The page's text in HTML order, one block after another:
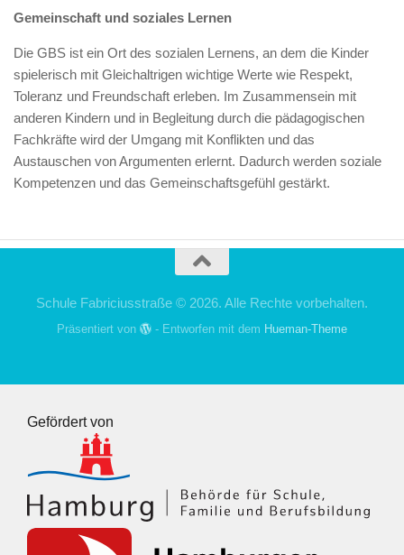
Gemeinschaft und soziales Lernen
Die GBS ist ein Ort des sozialen Lernens, an dem die Kinder
spielerisch mit Gleichaltrigen wichtige Werte wie Respekt,
Toleranz und Freundschaft erleben. Im Zusammensein mit
anderen Kindern und in Begleitung durch die pädagogischen
Fachkräfte wird der Umgang mit Konflikten und das
Austauschen von Argumenten erlernt. Dadurch werden soziale
Kompetenzen und das Gemeinschaftsgefühl gestärkt.
Schule Fabriciusstraße © 2026. Alle Rechte vorbehalten.
Präsentiert von - Entworfen mit dem Hueman-Theme
Gefördert von